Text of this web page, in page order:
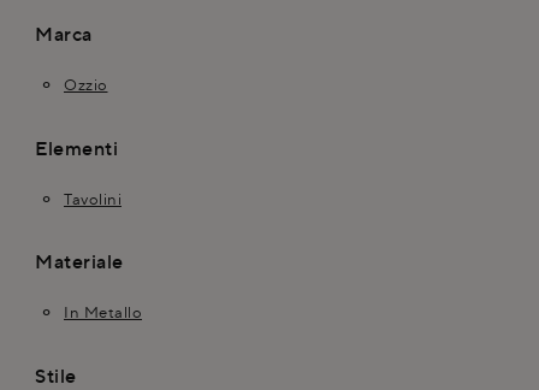
Marca
Ozzio
Elementi
Tavolini
Materiale
In Metallo
Stile